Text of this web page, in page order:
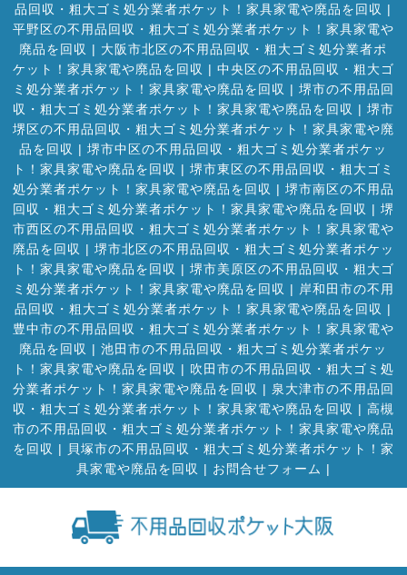
品回収・粗大ゴミ処分業者ポケット！家具家電や廃品を回収 |
平野区の不用品回収・粗大ゴミ処分業者ポケット！家具家電や
廃品を回収 | 大阪市北区の不用品回収・粗大ゴミ処分業者ポ
ケット！家具家電や廃品を回収 | 中央区の不用品回収・粗大ゴ
ミ処分業者ポケット！家具家電や廃品を回収 | 堺市の不用品回
収・粗大ゴミ処分業者ポケット！家具家電や廃品を回収 | 堺市
堺区の不用品回収・粗大ゴミ処分業者ポケット！家具家電や廃
品を回収 | 堺市中区の不用品回収・粗大ゴミ処分業者ポケッ
ト！家具家電や廃品を回収 | 堺市東区の不用品回収・粗大ゴミ
処分業者ポケット！家具家電や廃品を回収 | 堺市南区の不用品
回収・粗大ゴミ処分業者ポケット！家具家電や廃品を回収 | 堺
市西区の不用品回収・粗大ゴミ処分業者ポケット！家具家電や
廃品を回収 | 堺市北区の不用品回収・粗大ゴミ処分業者ポケッ
ト！家具家電や廃品を回収 | 堺市美原区の不用品回収・粗大ゴ
ミ処分業者ポケット！家具家電や廃品を回収 | 岸和田市の不用
品回収・粗大ゴミ処分業者ポケット！家具家電や廃品を回収 |
豊中市の不用品回収・粗大ゴミ処分業者ポケット！家具家電や
廃品を回収 | 池田市の不用品回収・粗大ゴミ処分業者ポケッ
ト！家具家電や廃品を回収 | 吹田市の不用品回収・粗大ゴミ処
分業者ポケット！家具家電や廃品を回収 | 泉大津市の不用品回
収・粗大ゴミ処分業者ポケット！家具家電や廃品を回収 | 高槻
市の不用品回収・粗大ゴミ処分業者ポケット！家具家電や廃品
を回収 |
貝塚市の不用品回収・粗大ゴミ処分業者ポケット！家
具家電や廃品を回収 | お問合せフォーム |